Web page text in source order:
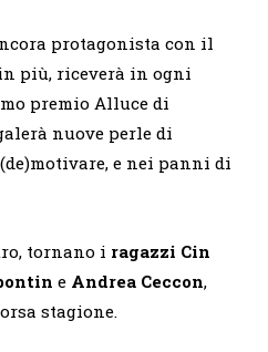
protagonista con il
più, riceverà in ogni
premio Alluce di
nuove perle di
e nei panni di
tornano i ragazzi Cin
e Andrea Ceccon,
stagione.